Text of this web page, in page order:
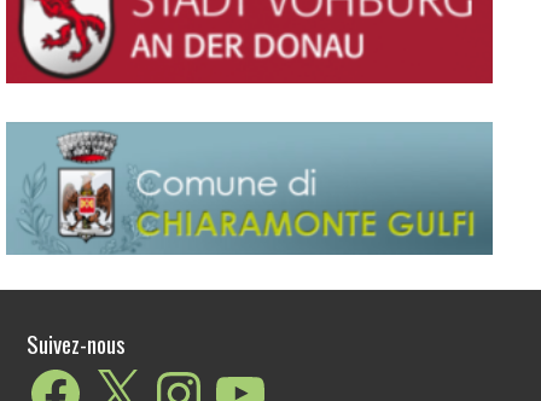
Suivez-nous
Facebook X Instagram